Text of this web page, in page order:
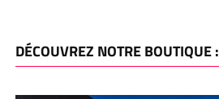
DÉCOUVREZ NOTRE BOUTIQUE :